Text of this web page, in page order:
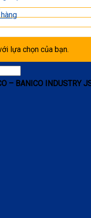
lựa chọn của bạn.
– BANICO INDUSTRY